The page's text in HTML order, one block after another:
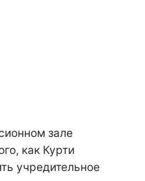
зале
как Курти
учредительное